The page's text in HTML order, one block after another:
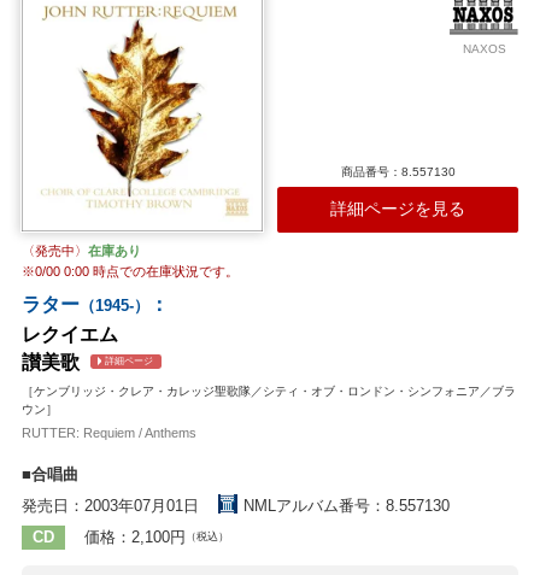
ー唯一の歌曲集「シャドウズ」。バリトンとギターでシンプルに人生
の儚さを描きます。
収録作曲家：
NAXOS
商品番号：8.557130
詳細ページを見る
〈発売中〉 在庫あり
※0/00 0:00時点での在庫状況です。
ラター（1945-）
：
レクイエム
讃美歌
詳細ページ
［ケンブリッジ・クレア・カレッジ聖歌隊／シティ・オブ・ロンドン・シンフォニア／ブラ
ウン］
RUTTER: Requiem / Anthems
■合唱曲
発売日：2003年07月01日
NMLアルバム番号：8.557130
CD
価格：2,100円 （税込）